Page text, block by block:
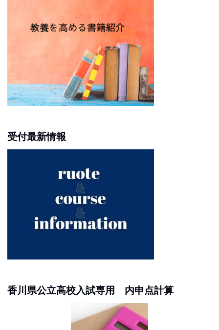
受付最新情報
香川県公立高校入試専用 内申点計算